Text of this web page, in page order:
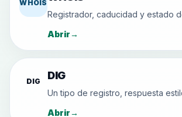
WHOIS
Registrador, caducidad y estado
Abrir→
DIG DIG
Un tipo de registro, respuesta
Abrir→